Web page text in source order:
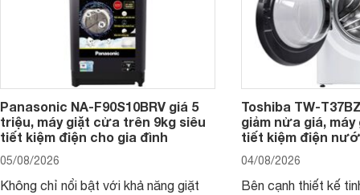
Panasonic NA-F90S10BRV giá 5
triệu, máy giặt cửa trên 9kg siêu
tiết kiệm điện cho gia đình
05/08/2026
Không chỉ nổi bật với khả năng giặt
Toshiba TW-
giảm nửa giá,
tiết kiệm điện
04/08/2026
Bên cạnh thiết kế